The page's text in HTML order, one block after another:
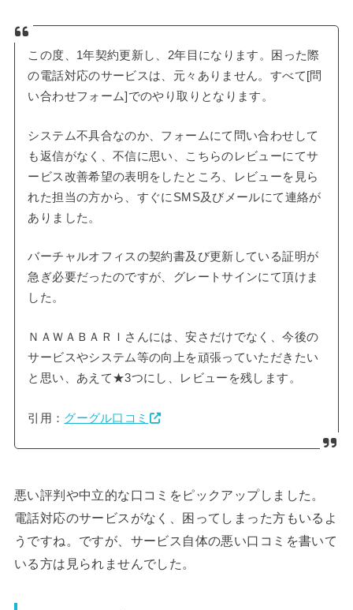
この度、1年契約更新し、2年目になります。困った際
の電話対応のサービスは、元々ありません。すべて[問
い合わせフォーム]でのやり取りとなります。
システム不具合なのか、フォームにて問い合わせして
も返信がなく、不信に思い、こちらのレビューにてサ
ービス改善希望の表明をしたところ、レビューを見ら
れた担当の方から、すぐにSMS及びメールにて連絡が
ありました。
バーチャルオフィスの契約書及び更新している証明が
急ぎ必要だったのですが、グレートサインにて頂けま
した。
ＮＡＷＡＢＡＲＩさんには、安さだけでなく、今後の
サービスやシステム等の向上を頑張っていただきたい
と思い、あえて★3つにし、レビューを残します。
引用： グーグル口コミ
悪い評判や中立的な口コミをピックアップしました。
電話対応のサービスがなく、困ってしまった方もいるよ
うですね。ですが、サービス自体の悪い口コミを書いて
いる方は見られませんでした。